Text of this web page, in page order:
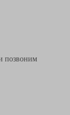
позвоним